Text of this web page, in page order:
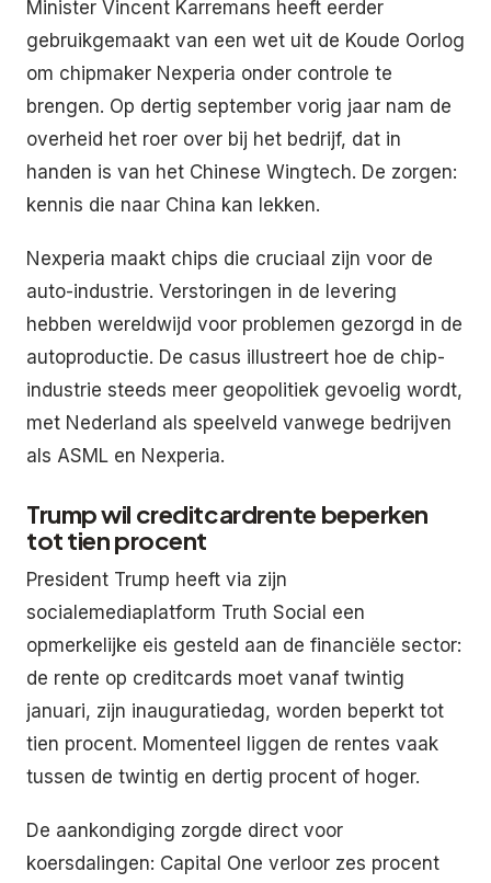
Minister Vincent Karremans heeft eerder
gebruikgemaakt van een wet uit de Koude Oorlog
om chipmaker Nexperia onder controle te
brengen. Op dertig september vorig jaar nam de
overheid het roer over bij het bedrijf, dat in
handen is van het Chinese Wingtech. De zorgen:
kennis die naar China kan lekken.
Nexperia maakt chips die cruciaal zijn voor de
auto-industrie. Verstoringen in de levering
hebben wereldwijd voor problemen gezorgd in de
autoproductie. De casus illustreert hoe de chip-
industrie steeds meer geopolitiek gevoelig wordt,
met Nederland als speelveld vanwege bedrijven
als ASML en Nexperia.
Trump wil creditcardrente beperken
tot tien procent
President Trump heeft via zijn
socialemediaplatform Truth Social een
opmerkelijke eis gesteld aan de financiële sector:
de rente op creditcards moet vanaf twintig
januari, zijn inauguratiedag, worden beperkt tot
tien procent. Momenteel liggen de rentes vaak
tussen de twintig en dertig procent of hoger.
De aankondiging zorgde direct voor
koersdalingen: Capital One verloor zes procent